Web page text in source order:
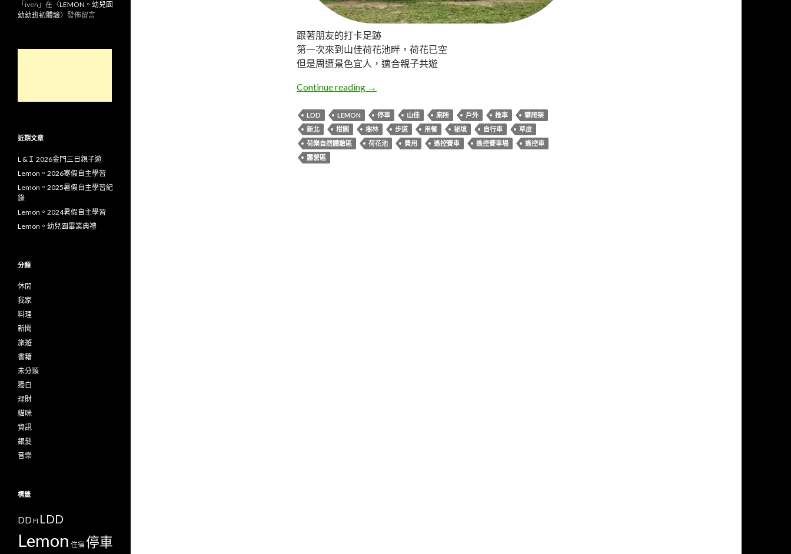
跟著朋友的打卡足跡
第一次來到山佳荷花池畔，荷花已空
但是周遭景色宜人，適合親子共遊
Continue reading 新北樹林。山佳荷花池步道+荷樂自然體驗區
→
LDD LEMON 停車 山佳 廁所 戶外 推車
攀爬架
新北
柑園 樹林 步道 用餐 秘境 自行車
草皮
荷樂自然體驗區
荷花池 費用 遙控賽車 遙控賽車場
遙控車
露營區
「 iven 」在〈LEMON。幼兒園
幼幼班初體驗〉發佈留言
近期文章
L &Ｉ 2026金門三日親子遊
Lemon。2026寒假自主學習
Lemon。2025暑假自主學習紀
錄
Lemon。2024暑假自主學習
Lemon。幼兒園畢業典禮
分類
休閒
我家
料理
新聞
旅遊
書籍
未分類
獨白
理財
貓咪
資訊
銀髮
音樂
標籤
DD FI LDD
Lemon 住宿 停車